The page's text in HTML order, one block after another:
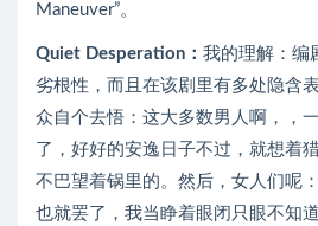
Maneuver”。
Quiet Desperation： 我的理解：编
劣根性，而且在该剧里有多处隐含
众自个去悟：这大多数男人啊，，
了，好好的安逸日子不过，就想着
不巴望着锅里的。然后，女人们呢
也就罢了，我当睁着眼闭只眼不知